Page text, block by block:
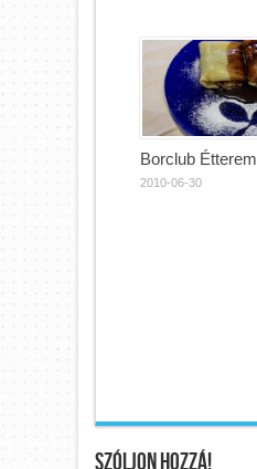
Borclub Étterem
2010-06-30
Szóljon hozzá!